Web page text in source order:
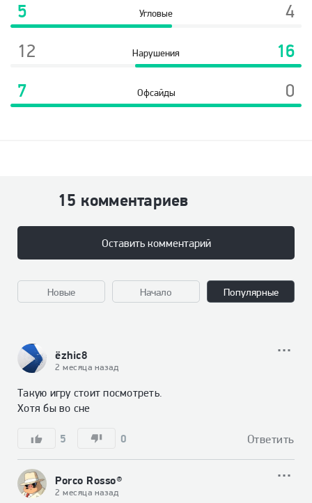
5
Угловые
4
12
Нарушения
16
7
Офсайды 0
15 комментариев
Оставить комментарий
Новые Начало Популярные
ёzhic8
2 месяца назад
Такую игру стоит посмотреть.
Хотя бы во сне
5 0 Ответить
Porco Rosso®
2 месяца назад